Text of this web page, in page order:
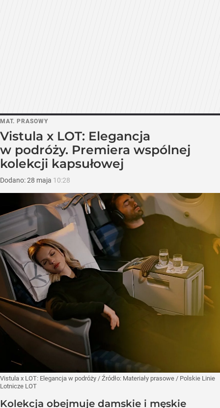
MAT. PRASOWY
Vistula x LOT: Elegancja
w podróży. Premiera wspólnej
kolekcji kapsułowej
Dodano:28 maja 10:28
Vistula x LOT: Elegancja w podróży / Źródło: Materiały prasowe / Polskie Linie
Lotnicze LOT
Kolekcja obejmuje damskie i męskie